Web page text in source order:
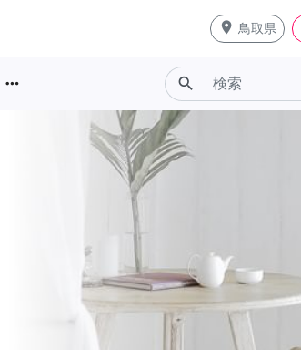
place 鳥取県
more_horiz search